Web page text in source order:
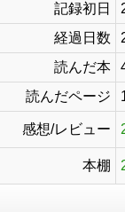
記録初日
経過日数
読んだ本
読んだページ
感想/レビュー
本棚